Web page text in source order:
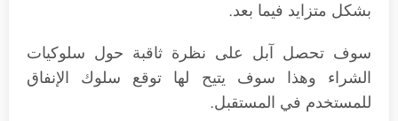
بشكل متزايد فيما بعد.
سوف تحصل آبل على نظرة ثاقبة حول سلوكيات
الشراء وهذا سوف يتيح لها توقع سلوك الإنفاق
للمستخدم في المستقبل.